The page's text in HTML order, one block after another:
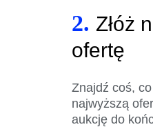
2. Złóż
ofertę
Znajdź coś,
najwyższą
aukcję do